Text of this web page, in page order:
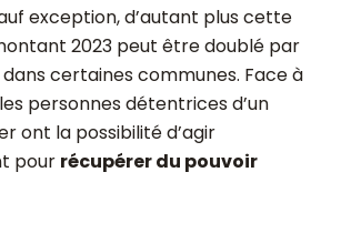
exception, d’autant plus cette
2023 peut être doublé par
certaines communes. Face à
personnes détentrices d’un
ont la possibilité d’agir
pour récupérer du pouvoir